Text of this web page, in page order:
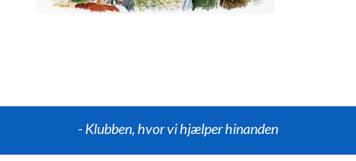
- Klubben, hvor vi hjælper hinanden